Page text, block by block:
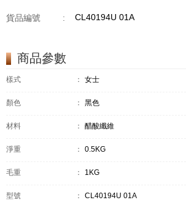
貨品編號 : CL40194U 01A
商品參數
樣式 ： 女士
顏色 ： 黑色
材料 ： 醋酸纖維
淨重 ： 0.5KG
毛重 ： 1KG
型號 ： CL40194U 01A